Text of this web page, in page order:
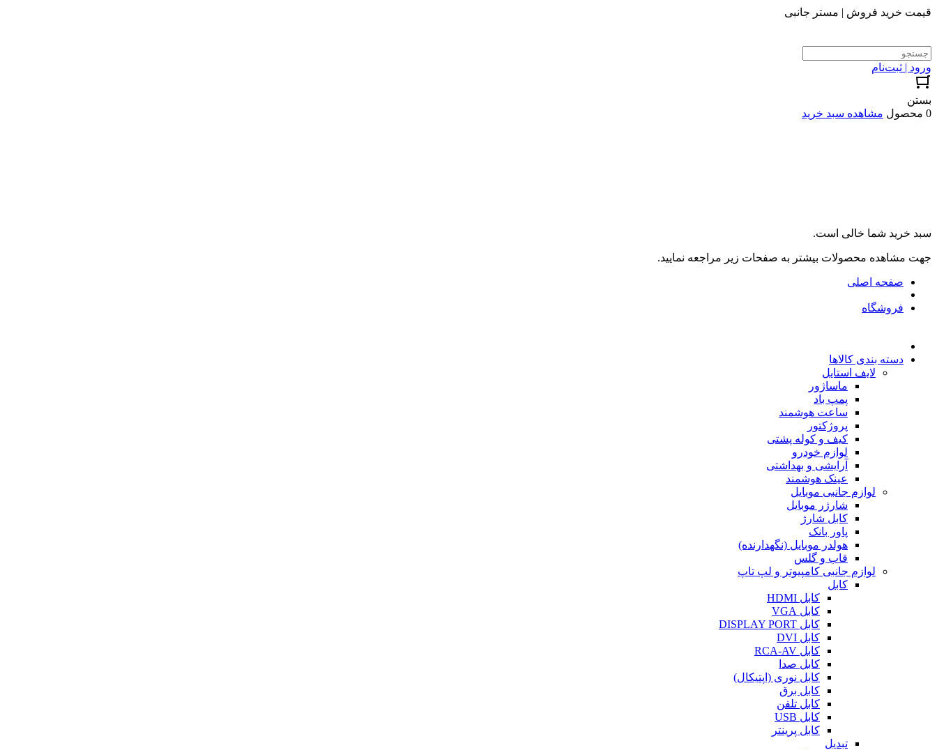
قیمت خرید فروش | مستر جانبی
ورود | ثبت‌نام
بستن
0 محصول
مشاهده سبد خرید
سبد خرید شما خالی است.
جهت مشاهده محصولات بیشتر به صفحات زیر مراجعه نمایید.
صفحه اصلی
فروشگاه
دسته بندی کالاها
لایف استایل
ماساژور
پمپ باد
ساعت هوشمند
پروژکتور
کیف و کوله پشتی
لوازم خودرو
آرایشی و بهداشتی
عینک هوشمند
لوازم جانبی موبایل
شارژر موبایل
کابل شارژ
پاور بانک
هولدر موبایل (نگهدارنده)
قاب و گلس
لوازم جانبی کامپیوتر و لپ تاپ
کابل
کابل HDMI
کابل VGA
کابل DISPLAY PORT
کابل DVI
کابل RCA-AV
کابل صدا
کابل نوری (اپتیکال)
کابل برق
کابل تلفن
کابل USB
کابل پرینتر
تبدیل